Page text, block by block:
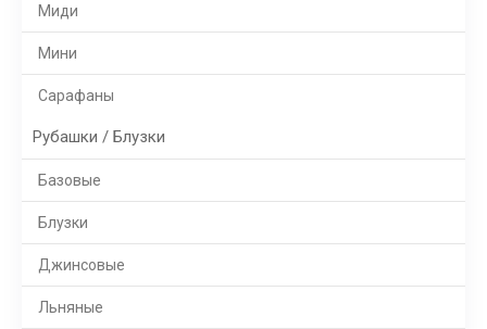
Миди
Мини
Сарафаны
Рубашки / Блузки
Базовые
Блузки
Джинсовые
Льняные